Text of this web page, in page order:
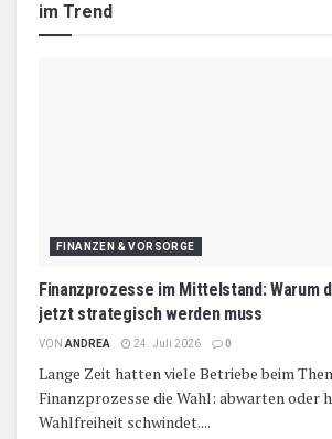
im Trend
FINANZEN & VORSORGE
Finanzprozesse im Mittelstand: Warum
jetzt strategisch werden muss
VON ANDREA 24. Juli 2026 0
Lange Zeit hatten viele Betriebe beim
Finanzprozesse die Wahl: abwarten oder
Wahlfreiheit schwindet....